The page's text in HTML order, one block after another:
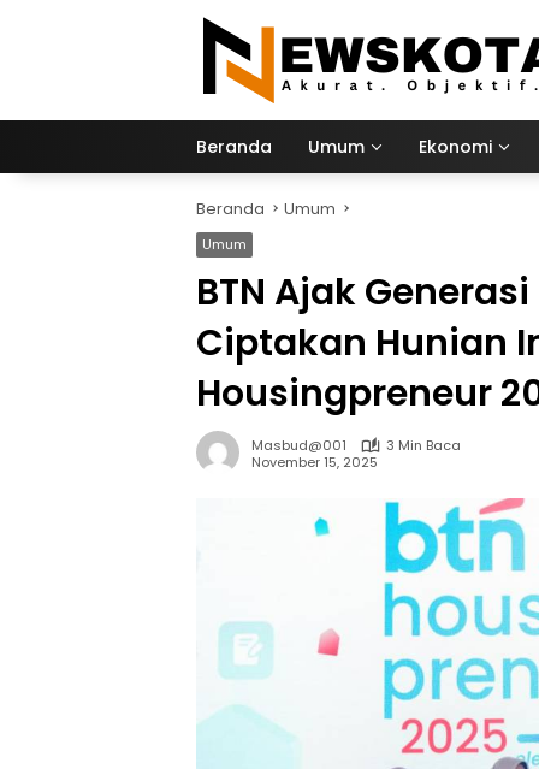
Beranda Umum Ekonomi
Beranda Umum
Umum
BTN Ajak
Ciptakan Hunian
Housingpreneur
Masbud@001
3 Min Baca
November 15, 2025